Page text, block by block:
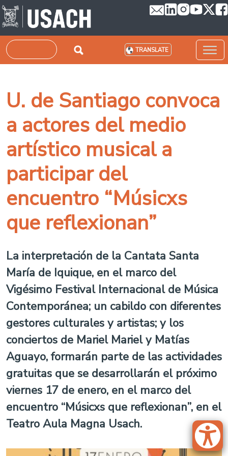
Skip to main content
Search TRANSLATE
U. de Santiago convoca
a actores del medio
artístico musical a
participar del
encuentro “Músicxs
que reflexionan”
La interpretación de la Cantata Santa
María de Iquique, en el marco del
Vigésimo Festival Internacional de Música
Contemporánea; un cabildo con diferentes
gestores culturales y artistas; y los
conciertos de Mariel Mariel y Matías
Aguayo, formarán parte de las actividades
gratuitas que se desarrollarán el próximo
viernes 17 de enero, en el marco del
encuentro “Músicxs que reflexionan”, en el
Teatro Aula Magna Usach.